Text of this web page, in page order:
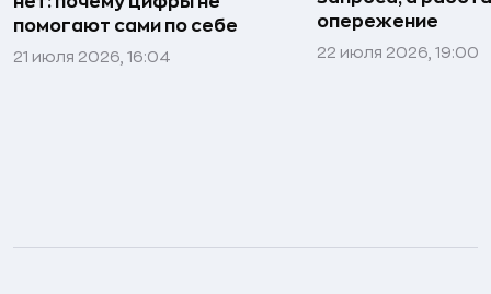
помогают сами по себе
21 июля 2026, 16:04
опережение
22 июля 2026, 19:00